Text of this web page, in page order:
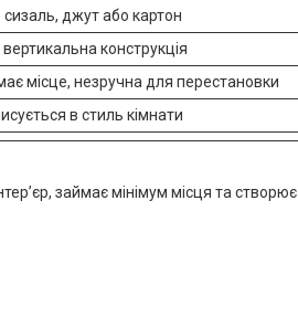
сизаль, джут або картон
конструкція
місце, незручна для перестановки
в стиль кімнати
займає мінімум місця та створює